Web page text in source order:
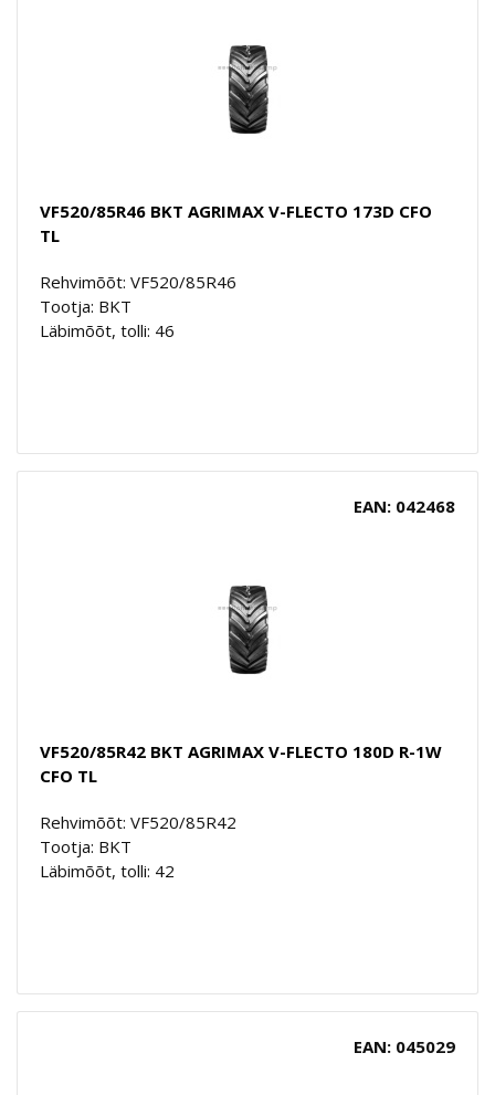
VF520/85R46 BKT AGRIMAX V-FLECTO 173D CFO
TL
Rehvimõõt: VF520/85R46
Tootja: BKT
Läbimõõt, tolli: 46
EAN: 042468
VF520/85R42 BKT AGRIMAX V-FLECTO 180D R-1W
CFO TL
Rehvimõõt: VF520/85R42
Tootja: BKT
Läbimõõt, tolli: 42
EAN: 045029